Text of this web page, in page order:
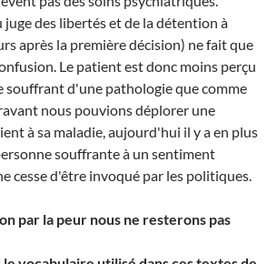
des libertés et de la détention à
après la première décision) ne fait que
Le patient est donc moins perçu
souffrant d'une pathologie que comme
nous pouvions déplorer une
à sa maladie, aujourd'hui il y a en plus
souffrante à un sentiment
cesse d'être invoqué par les politiques.
par la peur nous ne resterons pas